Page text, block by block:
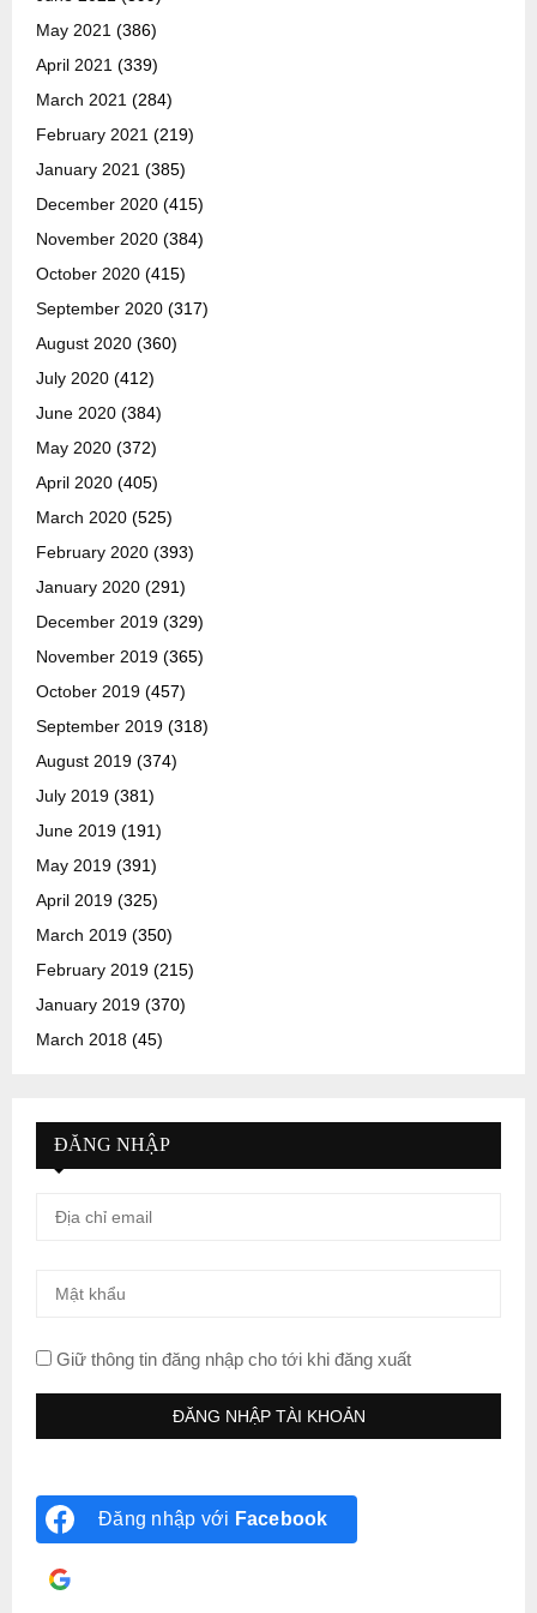
May 2021 (386)
April 2021 (339)
March 2021 (284)
February 2021 (219)
January 2021 (385)
December 2020 (415)
November 2020 (384)
October 2020 (415)
September 2020 (317)
August 2020 (360)
July 2020 (412)
June 2020 (384)
May 2020 (372)
April 2020 (405)
March 2020 (525)
February 2020 (393)
January 2020 (291)
December 2019 (329)
November 2019 (365)
October 2019 (457)
September 2019 (318)
August 2019 (374)
July 2019 (381)
June 2019 (191)
May 2019 (391)
April 2019 (325)
March 2019 (350)
February 2019 (215)
January 2019 (370)
March 2018 (45)
ĐĂNG NHẬP
Giữ thông tin đăng nhập cho tới khi đăng xuất
Đăng nhập với Facebook